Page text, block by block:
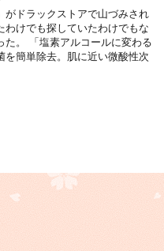
がドラックストアで山づみされ
わけでも探していたわけでもな
た。 「塩素アルコールに変わる
を簡単除去。肌に近い微酸性次